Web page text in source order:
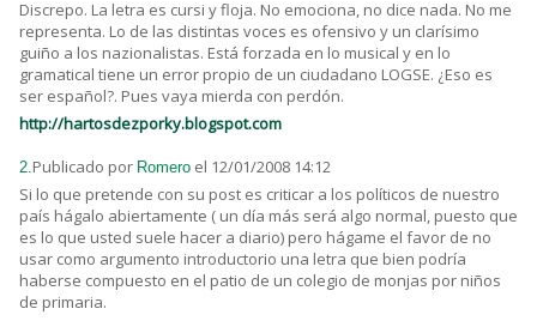
Discrepo. La letra es cursi y floja. No emociona, no dice nada. No me
representa. Lo de las distintas voces es ofensivo y un clarísimo
guiño a los nazionalistas. Está forzada en lo musical y en lo
gramatical tiene un error propio de un ciudadano LOGSE. ¿Eso es
ser español?. Pues vaya mierda con perdón.
http://hartosdezporky.blogspot.com
2.Publicado por Romero el 12/01/2008 14:12
Si lo que pretende con su post es criticar a los políticos de nuestro
país hágalo abiertamente ( un día más será algo normal, puesto que
es lo que usted suele hacer a diario) pero hágame el favor de no
usar como argumento introductorio una letra que bien podría
haberse compuesto en el patio de un colegio de monjas por niños
de primaria.